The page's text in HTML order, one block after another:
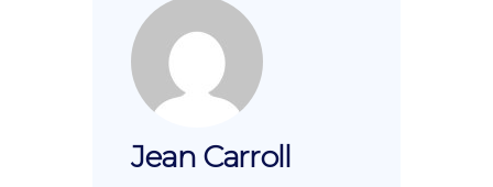
Jean Carroll